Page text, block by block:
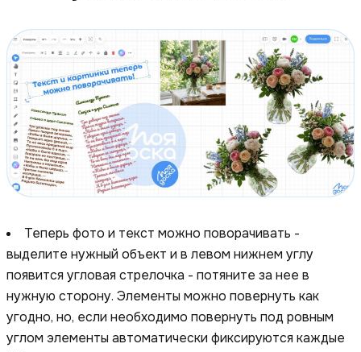
Теперь фото и текст можно поворачивать -
выделите нужный объект и в левом нижнем углу
появится угловая стрелочка - потяните за нее в
нужную сторону. Элементы можно повернуть как
угодно, но, если необходимо повернуть под ровным
углом элементы автоматически фиксируются каждые